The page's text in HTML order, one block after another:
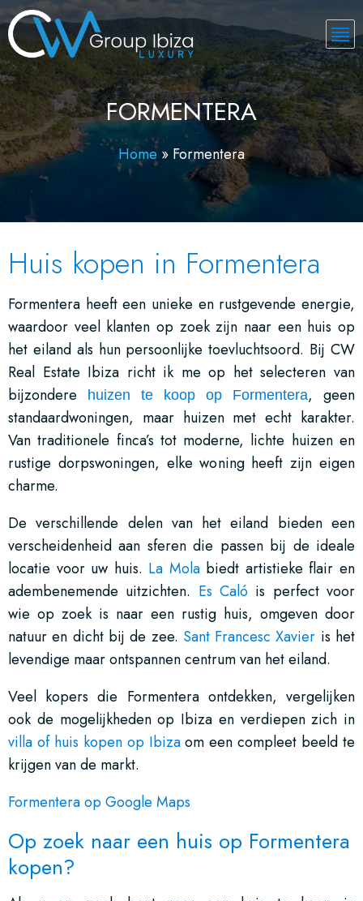
FORMENTERA
Home » Formentera
Huis kopen in Formentera
Formentera heeft een unieke en rustgevende energie,
waardoor veel klanten op zoek zijn naar een huis op
het eiland als hun persoonlijke toevluchtsoord. Bij CW
Real Estate Ibiza richt ik me op het selecteren van
bijzondere
huizen te koop op Formentera, geen
standaardwoningen, maar huizen met echt karakter.
Van traditionele finca’s tot moderne, lichte huizen en
rustige dorpswoningen, elke woning heeft zijn eigen
charme.
De verschillende delen van het eiland bieden een
verscheidenheid aan sferen die passen bij de ideale
locatie voor uw huis. La Molabiedt artistieke flair en
adembenemende uitzichten. Es Caló is perfect voor
wie op zoek is naar een rustig huis, omgeven door
natuur en dicht bij de zee. Sant Francesc Xavier is het
levendige maar ontspannen centrum van het eiland.
Veel kopers die Formentera ontdekken, vergelijken
ook de mogelijkheden op Ibiza en verdiepen zich in
villa of huis kopen op Ibizaom een compleet beeld te
krijgen van de markt.
Formentera op Google Maps
Op zoek naar een huis op Formentera
kopen?